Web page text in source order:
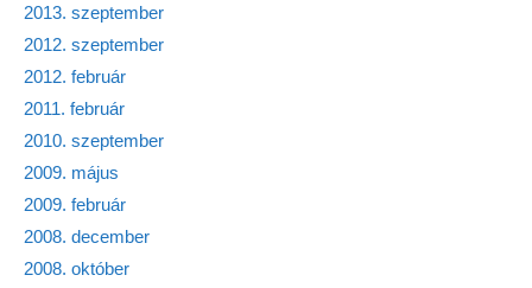
2013. szeptember
2012. szeptember
2012. február
2011. február
2010. szeptember
2009. május
2009. február
2008. december
2008. október